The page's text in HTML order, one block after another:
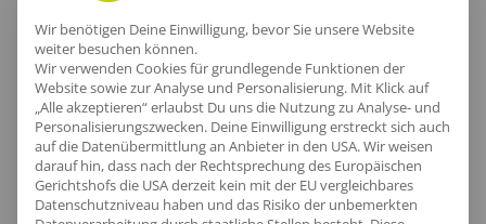
Wir benötigen Deine Einwilligung, bevor Sie unsere Website
weiter besuchen können.
Wir verwenden Cookies für grundlegende Funktionen der
Website sowie zur Analyse und Personalisierung. Mit Klick auf
„Alle akzeptieren“ erlaubst Du uns die Nutzung zu Analyse- und
Personalisierungszwecken. Deine Einwilligung erstreckt sich auch
auf die Datenübermittlung an Anbieter in den USA. Wir weisen
darauf hin, dass nach der Rechtsprechung des Europäischen
Gerichtshofs die USA derzeit kein mit der EU vergleichbares
Datenschutzniveau haben und das Risiko der unbemerkten